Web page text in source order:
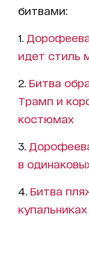
битвами:
1.
идет стиль
2. Битва
Трамп и
костюмах
3.
в
4. Битва